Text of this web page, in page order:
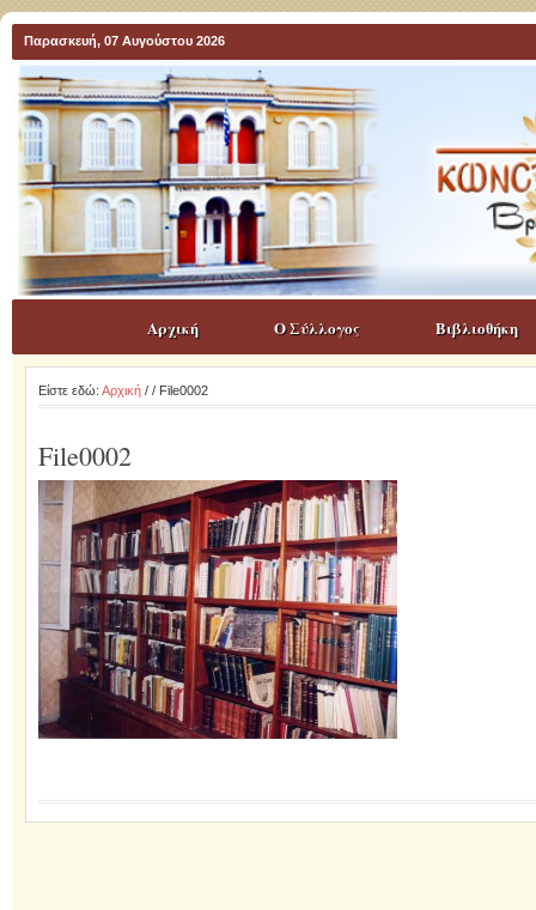
Παρασκευή, 07 Αυγούστου 2026
Αρχική Ο Σύλλογος Βιβλιοθήκη
Είστε εδώ: Αρχική/ / File0002
File0002